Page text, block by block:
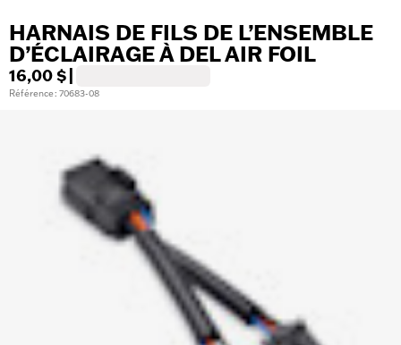
HARNAIS DE FILS DE L’ENSEMBLE
D’ÉCLAIRAGE À DEL AIR FOIL
16,00 $
Référence : 70683-08